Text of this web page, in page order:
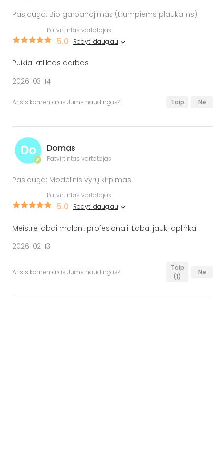
Paslauga: Bio garbanojimas (trumpiems plaukams)
Patvirtintas vartotojas
5.0 Rodyti daugiau
Puikiai atliktas darbas
2026-03-14
Ar šis komentaras Jums naudingas? Taip Ne
Do
✔
Domas
Patvirtintas vartotojas
Paslauga: Modelinis vyrų kirpimas
Patvirtintas vartotojas
5.0 Rodyti daugiau
Meistrė labai maloni, profesionali. Labai jauki aplinka
2026-02-13
Ar šis komentaras Jums naudingas?
Taip
(1)
Ne